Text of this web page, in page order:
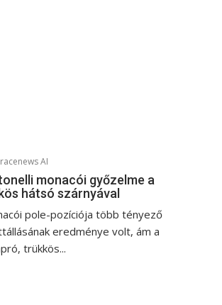
AI
monacói győzelme a
hátsó szárnyával
pole-pozíciója több tényező
eredménye volt, ám a
trükkös...